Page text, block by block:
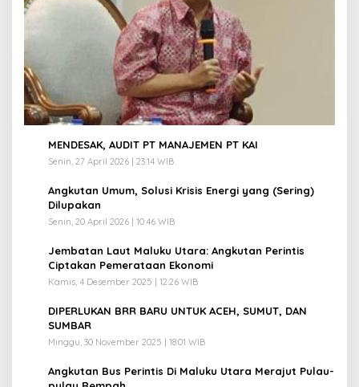
MENDESAK, AUDIT PT MANAJEMEN PT KAI
Senin, 27 April 2026 | 23:14 WIB
Angkutan Umum, Solusi Krisis Energi yang (Sering)
Dilupakan
Senin, 20 April 2026 | 10:46 WIB
Jembatan Laut Maluku Utara: Angkutan Perintis
Ciptakan Pemerataan Ekonomi
Kamis, 4 Desember 2025 | 12:26 WIB
DIPERLUKAN BRR BARU UNTUK ACEH, SUMUT, DAN
SUMBAR
Minggu, 30 November 2025 | 18:01 WIB
Angkutan Bus Perintis Di Maluku Utara Merajut Pulau-